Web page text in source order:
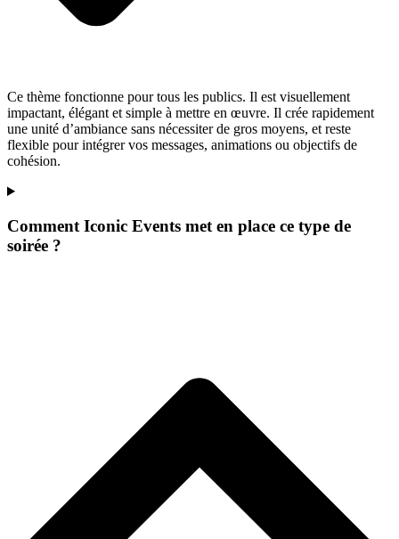
Ce thème fonctionne pour tous les publics. Il est visuellement
impactant, élégant et simple à mettre en œuvre. Il crée rapidement
une unité d’ambiance sans nécessiter de gros moyens, et reste
flexible pour intégrer vos messages, animations ou objectifs de
cohésion.
Comment Iconic Events met en place ce type de
soirée ?